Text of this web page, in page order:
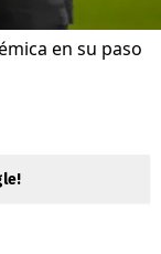
en su paso